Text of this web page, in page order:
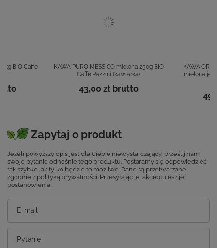
1kg BIO Caffe
KAWA PURO MESSICO mielona 250g BIO
Caffe Pazzini (kawiarka)
43,00 złbrutto
KAWA
mielona
Zapytaj o produkt
Jeżeli powyższy opis jest dla Ciebie niewystarczający, prześlij nam
swoje pytanie odnośnie tego produktu. Postaramy się odpowiedzieć
tak szybko jak tylko będzie to możliwe. Dane są przetwarzane
zgodnie z polityką prywatności. Przesyłając je, akceptujesz jej
postanowienia.
E-mail
Pytanie